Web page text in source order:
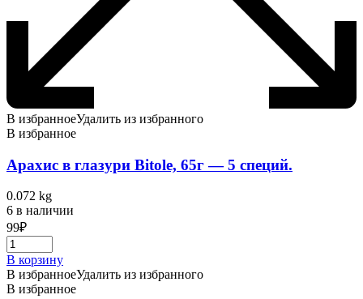
В избранноеУдалить из избранного
В избранное
Арахис в глазури Bitole, 65г — 5 специй.
0.072 kg
6 в наличии
99₽
В корзину
В избранноеУдалить из избранного
В избранное